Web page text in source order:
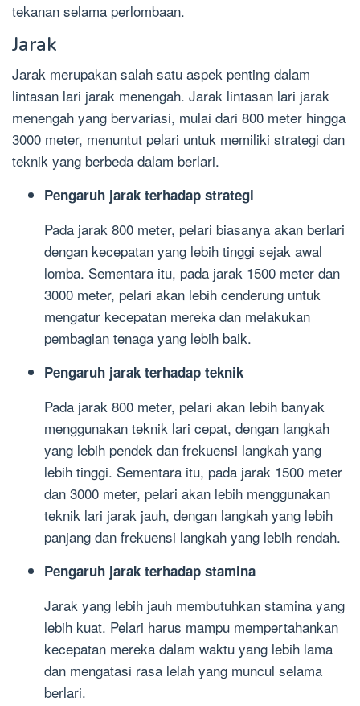
tekanan selama perlombaan.
Jarak
Jarak merupakan salah satu aspek penting dalam
lintasan lari jarak menengah. Jarak lintasan lari jarak
menengah yang bervariasi, mulai dari 800 meter hingga
3000 meter, menuntut pelari untuk memiliki strategi dan
teknik yang berbeda dalam berlari.
Pengaruh jarak terhadap strategi
Pada jarak 800 meter, pelari biasanya akan berlari
dengan kecepatan yang lebih tinggi sejak awal
lomba. Sementara itu, pada jarak 1500 meter dan
3000 meter, pelari akan lebih cenderung untuk
mengatur kecepatan mereka dan melakukan
pembagian tenaga yang lebih baik.
Pengaruh jarak terhadap teknik
Pada jarak 800 meter, pelari akan lebih banyak
menggunakan teknik lari cepat, dengan langkah
yang lebih pendek dan frekuensi langkah yang
lebih tinggi. Sementara itu, pada jarak 1500 meter
dan 3000 meter, pelari akan lebih menggunakan
teknik lari jarak jauh, dengan langkah yang lebih
panjang dan frekuensi langkah yang lebih rendah.
Pengaruh jarak terhadap stamina
Jarak yang lebih jauh membutuhkan stamina yang
lebih kuat. Pelari harus mampu mempertahankan
kecepatan mereka dalam waktu yang lebih lama
dan mengatasi rasa lelah yang muncul selama
berlari.